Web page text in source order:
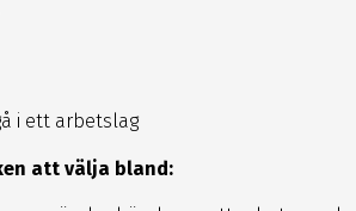
i ett arbetslag
att välja bland: